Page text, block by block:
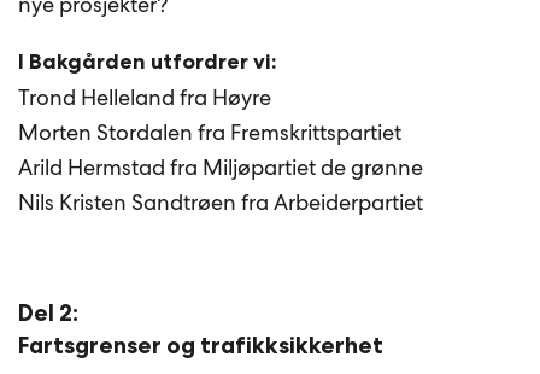
I Bakgården utfordrer vi:
Trond Helleland fra Høyre
Morten Stordalen fra Fremskrittspartiet
Arild Hermstad fra Miljøpartiet de grønne
Nils Kristen Sandtrøen fra Arbeiderpartiet
Del 2:
Fartsgrenser og trafikksikkerhet